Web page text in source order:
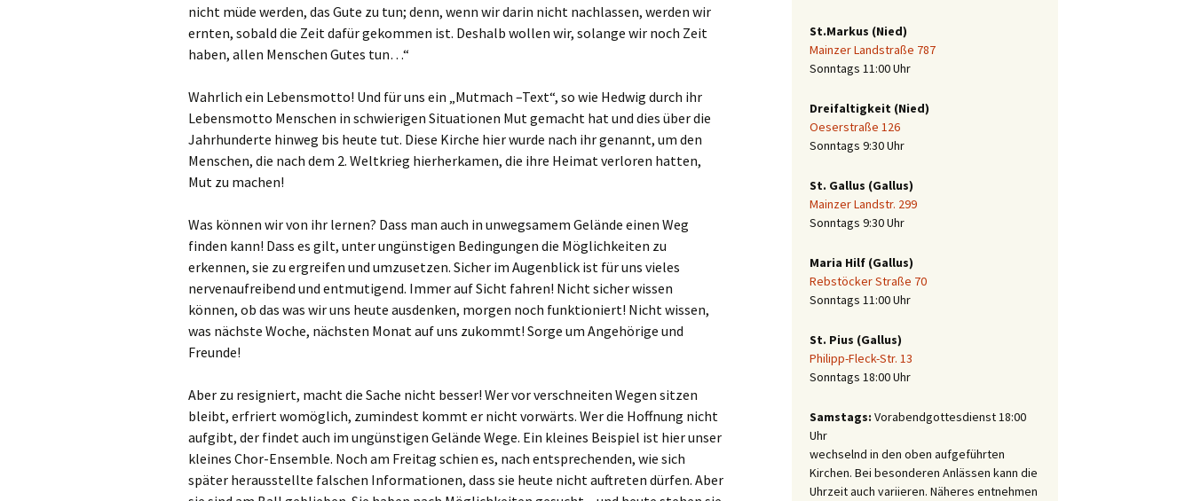
nicht müde werden, das Gute zu tun; denn, wenn wir darin nicht nachlassen, werden wir
ernten, sobald die Zeit dafür gekommen ist. Deshalb wollen wir, solange wir noch Zeit
haben, allen Menschen Gutes tun…“
Wahrlich ein Lebensmotto! Und für uns ein „Mutmach –Text“, so wie Hedwig durch ihr
Lebensmotto Menschen in schwierigen Situationen Mut gemacht hat und dies über die
Jahrhunderte hinweg bis heute tut. Diese Kirche hier wurde nach ihr genannt, um den
Menschen, die nach dem 2. Weltkrieg hierherkamen, die ihre Heimat verloren hatten,
Mut zu machen!
Was können wir von ihr lernen? Dass man auch in unwegsamem Gelände einen Weg
finden kann! Dass es gilt, unter ungünstigen Bedingungen die Möglichkeiten zu
erkennen, sie zu ergreifen und umzusetzen. Sicher im Augenblick ist für uns vieles
nervenaufreibend und entmutigend. Immer auf Sicht fahren! Nicht sicher wissen
können, ob das was wir uns heute ausdenken, morgen noch funktioniert! Nicht wissen,
was nächste Woche, nächsten Monat auf uns zukommt! Sorge um Angehörige und
Freunde!
Aber zu resigniert, macht die Sache nicht besser! Wer vor verschneiten Wegen sitzen
bleibt, erfriert womöglich, zumindest kommt er nicht vorwärts. Wer die Hoffnung nicht
aufgibt, der findet auch im ungünstigen Gelände Wege. Ein kleines Beispiel ist hier unser
kleines Chor-Ensemble. Noch am Freitag schien es, nach entsprechenden, wie sich
später herausstellte falschen Informationen, dass sie heute nicht auftreten dürfen. Aber
St.Markus (Nied)
Mainzer Landstraße 787
Sonntags 11:00 Uhr
Dreifaltigkeit (Nied)
Oeserstraße 126
Sonntags 9:30 Uhr
St. Gallus (Gallus)
Mainzer Landstr. 299
Sonntags 9:30 Uhr
Maria Hilf (Gallus)
Rebstöcker Straße 70
Sonntags 11:00 Uhr
St. Pius (Gallus)
Philipp-Fleck-Str. 13
Sonntags 18:00 Uhr
Samstags: Vorabendgottesdienst 18:00
Uhr
wechselnd in den oben aufgeführten
Kirchen. Bei besonderen Anlässen kann die
Uhrzeit auch variieren. Näheres entnehmen